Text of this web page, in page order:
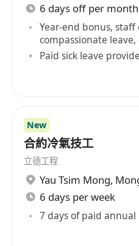
6 days off per month
Year-end bonus,
compassionate leave,
Paid sick leave
New
合約冷氣技工
立德工程
Yau Tsim Mong,
6 days per week
7 days of paid annual